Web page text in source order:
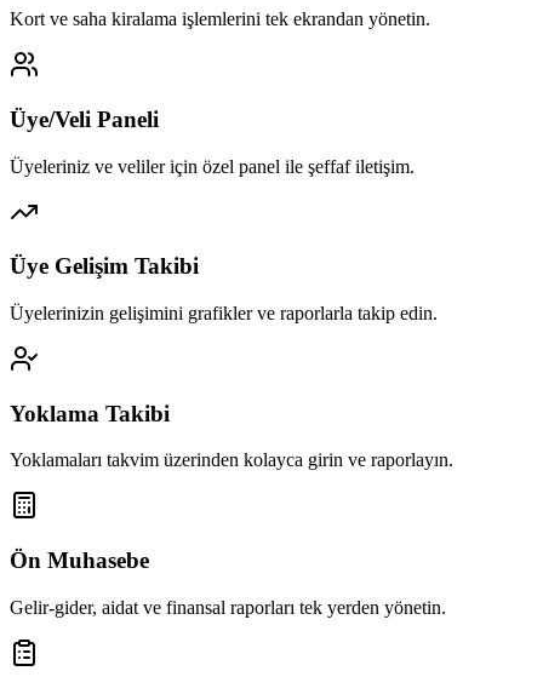
Kort ve saha kiralama işlemlerini tek ekrandan yönetin.
Üye/Veli Paneli
Üyeleriniz ve veliler için özel panel ile şeffaf iletişim.
Üye Gelişim Takibi
Üyelerinizin gelişimini grafikler ve raporlarla takip edin.
Yoklama Takibi
Yoklamaları takvim üzerinden kolayca girin ve raporlayın.
Ön Muhasebe
Gelir-gider, aidat ve finansal raporları tek yerden yönetin.